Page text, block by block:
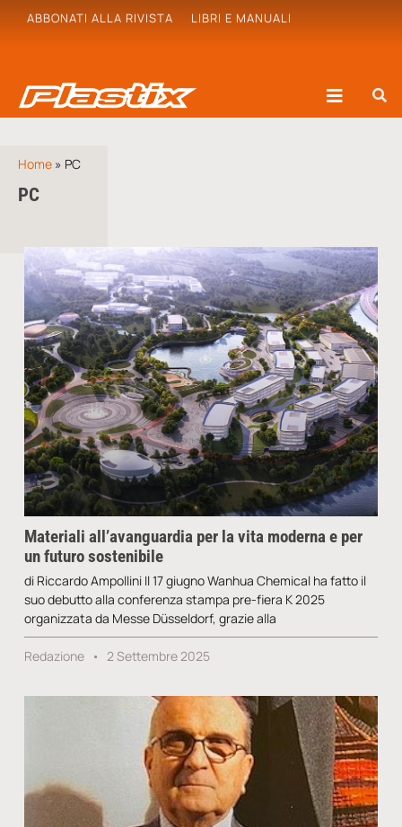
ABBONATI ALLA RIVISTA LIBRI E MANUALI
Home » PC
PC
Materiali all’avanguardia per la vita moderna e per
un futuro sostenibile
di Riccardo Ampollini Il 17 giugno Wanhua Chemical ha fatto il
suo debutto alla conferenza stampa pre-fiera K 2025
organizzata da Messe Düsseldorf, grazie alla
Redazione 2 Settembre 2025